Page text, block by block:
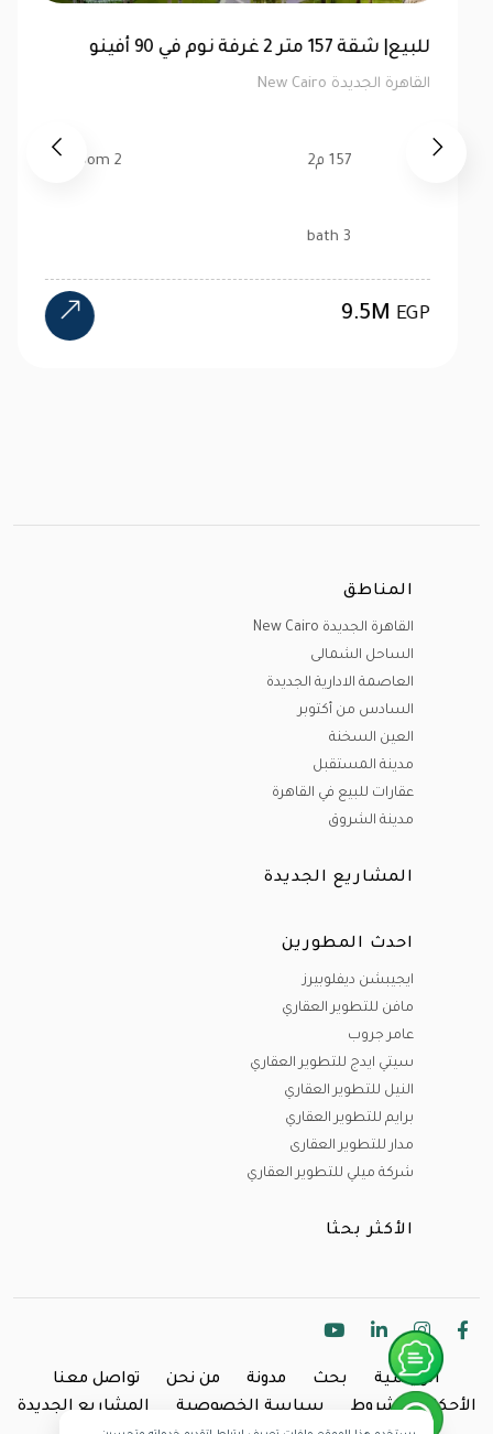
توين هاوس 520 متر للبيع في ماونتن فيو هايد
بارك | كاش
المناطق
القاهرة الجديدة New Cairo
الساحل الشمالى
العاصمة الادارية الجديدة
السادس من أكتوبر
العين السخنة
مدينة المستقبل
عقارات للبيع في القاهرة
مدينة الشروق
المشاريع الجديدة
احدث المطورين
ايجيبشن ديفلوبيرز
مافن للتطوير العقاري
عامر جروب
سيتي ايدج للتطوير العقاري
النيل للتطوير العقاري
برايم للتطوير العقاري
مدار للتطوير العقارى
شركة ميلي للتطوير العقاري
الأكثر بحثا
الرئيسية بحث مدونة من نحن
تواصل معنا
الأحكام والشروط
سياسة الخصوصية المشاريع الجديدة